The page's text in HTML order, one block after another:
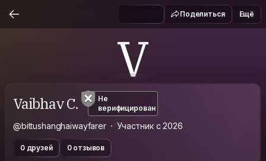
Поделиться Ещё
V
Vaibhav C.
Не
верифицирован
@bittushanghaiwayfarer Участник с 2026
0 друзей 0 отзывов